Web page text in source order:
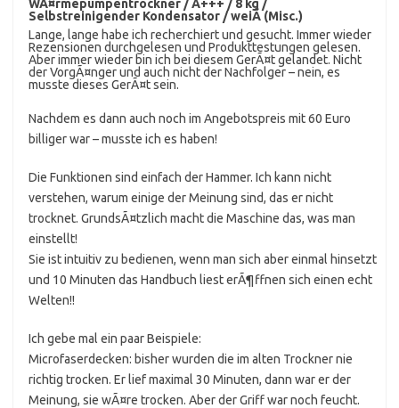
WÃ¤rmepumpentrockner / A+++ / 8 kg /
Selbstreinigender Kondensator / weiÃ (Misc.)
Lange, lange habe ich recherchiert und gesucht. Immer wieder
Rezensionen durchgelesen und Produkttestungen gelesen.
Aber immer wieder bin ich bei diesem GerÃ¤t gelandet. Nicht
der VorgÃ¤nger und auch nicht der Nachfolger – nein, es
musste dieses GerÃ¤t sein.
Nachdem es dann auch noch im Angebotspreis mit 60 Euro
billiger war – musste ich es haben!
Die Funktionen sind einfach der Hammer. Ich kann nicht
verstehen, warum einige der Meinung sind, das er nicht
trocknet. GrundsÃ¤tzlich macht die Maschine das, was man
einstellt!
Sie ist intuitiv zu bedienen, wenn man sich aber einmal hinsetzt
und 10 Minuten das Handbuch liest erÃ¶ffnen sich einen echt
Welten!!
Ich gebe mal ein paar Beispiele:
Microfaserdecken: bisher wurden die im alten Trockner nie
richtig trocken. Er lief maximal 30 Minuten, dann war er der
Meinung, sie wÃ¤re trocken. Aber der Griff war noch feucht.